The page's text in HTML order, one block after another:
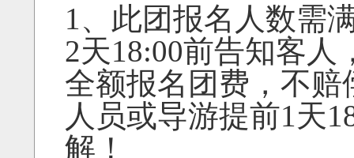
1、此团报名人数需
2天18:00前告知客
全额报名团费，不
人员或导游提前1天
解！